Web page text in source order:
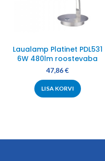
Laualamp Platinet PDL531
6W 480lm roostevaba
47,86€
LISA KORVI